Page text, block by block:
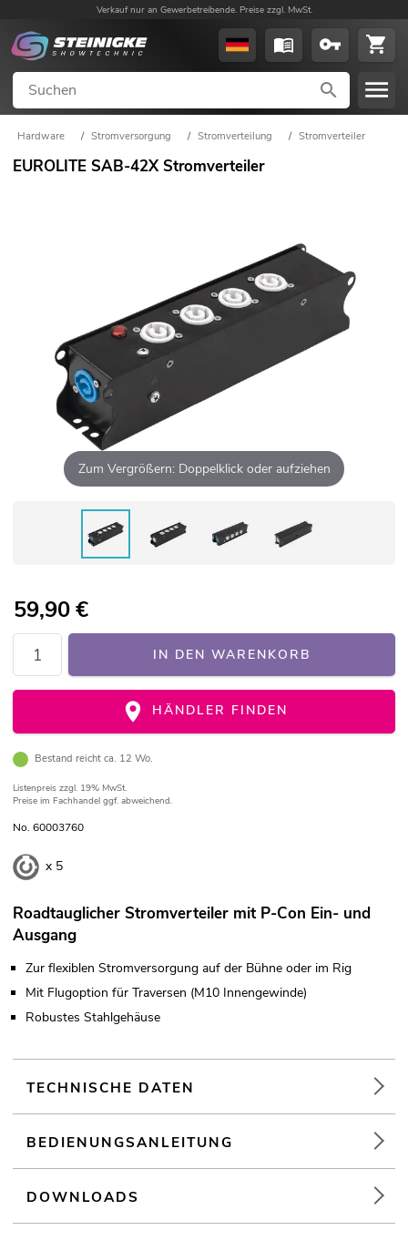
Verkauf nur an Gewerbetreibende. Preise zzgl. MwSt.
Hardware / Stromversorgung / Stromverteilung / Stromverteiler
EUROLITE SAB-42X Stromverteiler
Zum Vergrößern: Doppelklick oder aufziehen
59,90€
IN DEN WARENKORB
HÄNDLER FINDEN
Bestand reicht ca. 12 Wo.
Listenpreis zzgl. 19% MwSt.
Preise im Fachhandel ggf. abweichend.
No. 60003760
x 5
Roadtauglicher Stromverteiler mit P-Con Ein- und
Ausgang
Zur flexiblen Stromversorgung auf der Bühne oder im Rig
Mit Flugoption für Traversen (M10 Innengewinde)
Robustes Stahlgehäuse
TECHNISCHE DATEN
BEDIENUNGSANLEITUNG
DOWNLOADS